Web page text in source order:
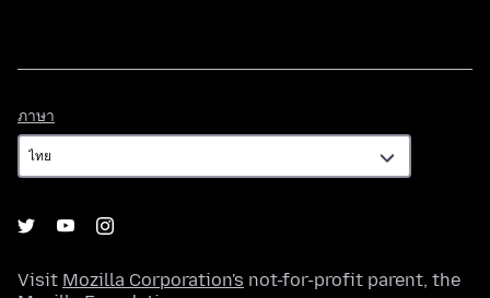
ภาษา
Visit Mozilla Corporation's not-for-profit parent, the